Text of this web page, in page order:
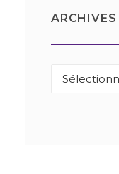
ARCHIVES
Archives